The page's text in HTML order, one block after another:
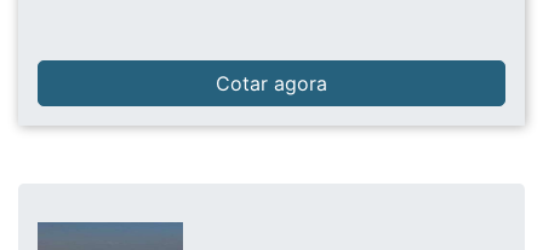
Cotar agora